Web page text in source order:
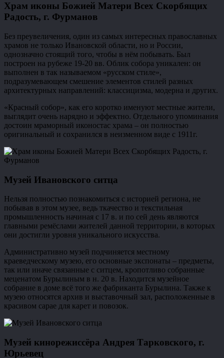
Храм иконы Божией Матери Всех Скорбящих
Радость, г. Фурманов
Без преувеличения, один из самых интересных православных
храмов не только Ивановской области, но и России,
однозначно стоящий того, чтобы в нём побывать. Был
построен на рубеже 19-20 вв. Облик собора уникален: он
выполнен в так называемом «русском стиле»,
подразумевающем смешение элементов стилей разных
архитектурных направлений: классицизма, модерна и других.
«Красный собор», как его коротко именуют местные жители,
выглядит очень нарядно и эффектно. Отдельного упоминания
достоин мраморный иконостас храма – он полностью
оригинальный и сохранился в неизменном виде с 1911г.
Музей Ивановского ситца
Нельзя полностью познакомиться с историей региона, не
побывав в этом музее, ведь ткачество и текстильная
промышленность начиная с 17 в. и по сей день являются
главными ремёслами жителей данной территории, в которых
они достигли уровня уникального искусства.
Административно музей подчиняется местному
краеведческому музею, его основные экспонаты – предметы,
так или иначе связанные с ситцем, кропотливо собранные
меценатом Бурылиным в н. 20 в. Находится музейное
собрание в доме всё того же фабриканта Бурылина. Также к
музею относятся архив и выставочный зал, расположенные в
красивом сарае для карет и повозок.
Музей кинорежиссёра Андрея Тарковского, г.
Юрьевец